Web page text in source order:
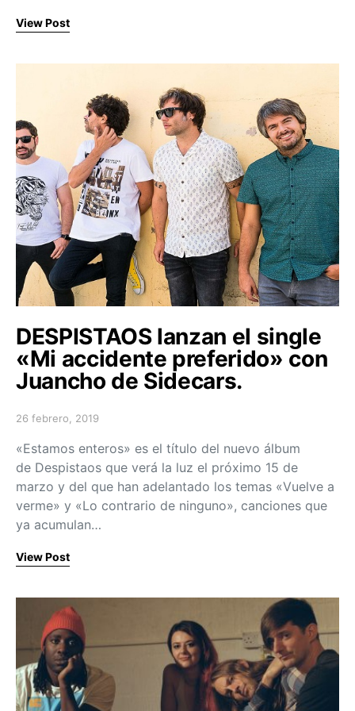
View Post
DESPISTAOS lanzan el single
«Mi accidente preferido» con
Juancho de Sidecars.
Posted on
26 febrero, 2019
«Estamos enteros» es el título del nuevo álbum
de Despistaos que verá la luz el próximo 15 de
marzo y del que han adelantado los temas «Vuelve a
verme» y «Lo contrario de ninguno», canciones que
ya acumulan…
View Post